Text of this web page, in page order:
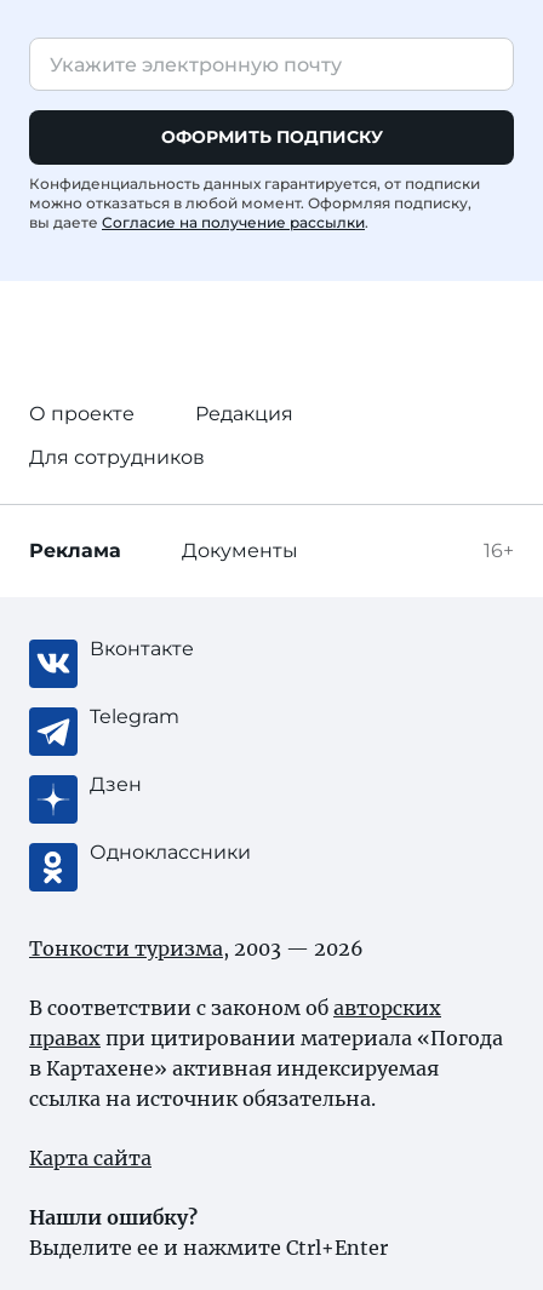
ОФОРМИТЬ ПОДПИСКУ
Конфиденциальность данных гарантируется, от подписки
можно отказаться в любой момент. Оформляя подписку,
вы даете Согласие на получение рассылки.
О проекте
Редакция
Для сотрудников
16+
Реклама Документы
Вконтакте
Telegram
Дзен
Одноклассники
Тонкости туризма, 2003 — 2026
В соответствии с законом об авторских
правах при цитировании материала «Погода
в Картахене» активная индексируемая
ссылка на источник обязательна.
Карта сайта
Нашли ошибку?
Выделите ее и нажмите Ctrl+Enter